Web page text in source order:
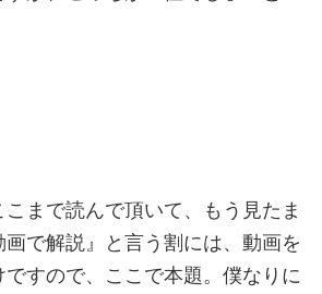
こまで読んで頂いて、もう見たま
で解説』と言う割には、動画を
すので、ここで本題。僕なりに